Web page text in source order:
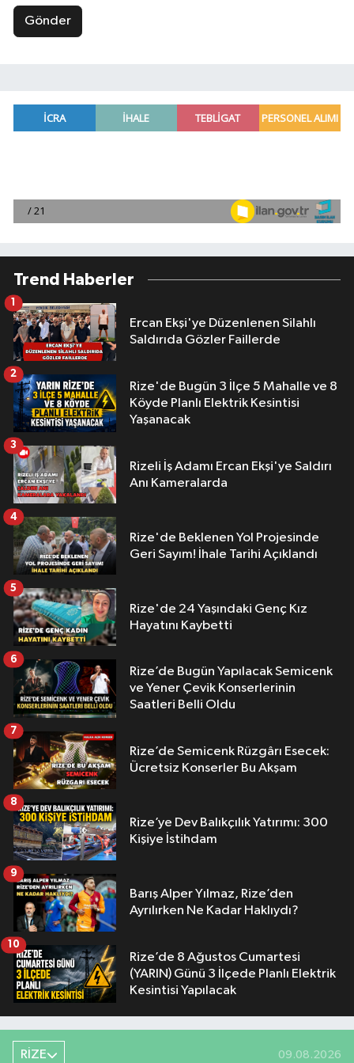
Gönder
Trend Haberler
Ercan Ekşi'ye Düzenlenen Silahlı
Saldırıda Gözler Faillerde
1
Rize'de Bugün 3 İlçe 5 Mahalle ve 8
Köyde Planlı Elektrik Kesintisi
Yaşanacak
2
Rizeli İş Adamı Ercan Ekşi'ye Saldırı
Anı Kameralarda
3
Rize'de Beklenen Yol Projesinde
Geri Sayım! İhale Tarihi Açıklandı
4
Rize'de 24 Yaşındaki Genç Kız
Hayatını Kaybetti
5
Rize’de Bugün Yapılacak Semicenk
ve Yener Çevik Konserlerinin
Saatleri Belli Oldu
6
Rize’de Semicenk Rüzgârı Esecek:
Ücretsiz Konserler Bu Akşam
7
Rize’ye Dev Balıkçılık Yatırımı: 300
Kişiye İstihdam
8
Barış Alper Yılmaz, Rize’den
Ayrılırken Ne Kadar Haklıydı?
9
Rize’de 8 Ağustos Cumartesi
(YARIN) Günü 3 İlçede Planlı Elektrik
Kesintisi Yapılacak
10
RİZE 09.08.2026